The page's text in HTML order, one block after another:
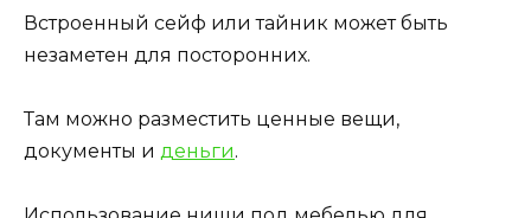
Встроенный сейф или тайник может быть
незаметен для посторонних.
Там можно разместить ценные вещи,
документы и деньги.